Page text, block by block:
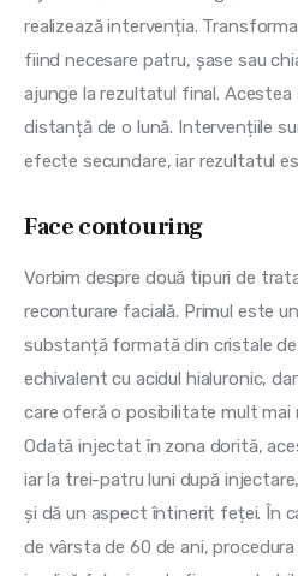
realizează intervenția.
fiind necesare patru, șase sau
ajunge la rezultatul final. Acestea
distanță de o lună. Intervențiile
efecte secundare, iar rezultatul
Face contouring
Vorbim despre două tipuri de
reconturare facială. Primul este
substanță formată din cristale
echivalent cu acidul hialuronic,
care oferă o posibilitate mult mai
Odată injectat în zona dorită,
iar la trei-patru luni după
și dă un aspect întinerit feței. În
de vârsta de 60 de ani,